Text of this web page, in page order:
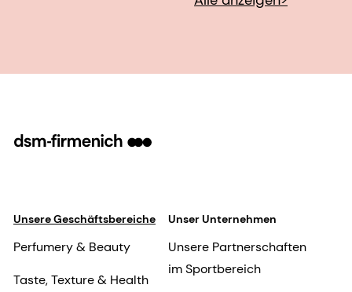
Unsere Geschäftsbereiche
Perfumery & Beauty
Taste, Texture & Health
Unser Unternehmen
Unsere Partnerschaften
im Sportbereich